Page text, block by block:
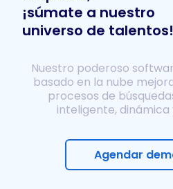
¡súmate a nuestro
universo de talentos!
Nuestro poderoso
basado en la nube
procesos de
inteligente,
Agendar